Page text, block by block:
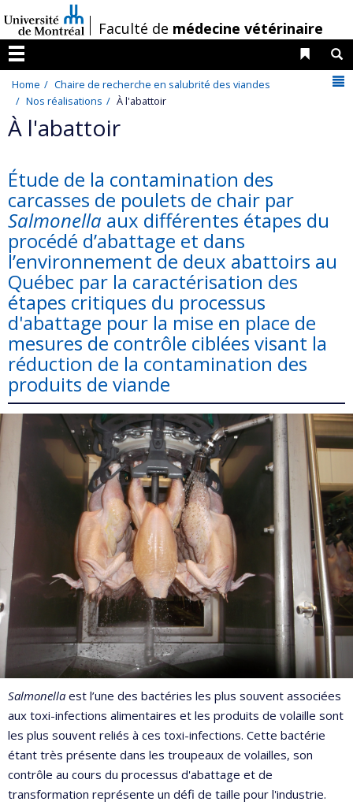
au
contenu
/Faculté de médecine vétérinaire
Menu
Liens
Home
Chaire de recherche en salubrité des viandes
Nos réalisations
À l'abattoir
À l'abattoir
Étude de la contamination des
carcasses de poulets de chair par
Salmonella aux différentes étapes du
procédé d’abattage et dans
l’environnement de deux abattoirs au
Québec par la caractérisation des
étapes critiques du processus
d'abattage pour la mise en place de
mesures de contrôle ciblées visant la
réduction de la contamination des
produits de viande
Salmonella est l’une des bactéries les plus souvent associées
aux toxi-infections alimentaires et les produits de volaille sont
les plus souvent reliés à ces toxi-infections. Cette bactérie
étant très présente dans les troupeaux de volailles, son
contrôle au cours du processus d'abattage et de
transformation représente un défi de taille pour l'industrie.